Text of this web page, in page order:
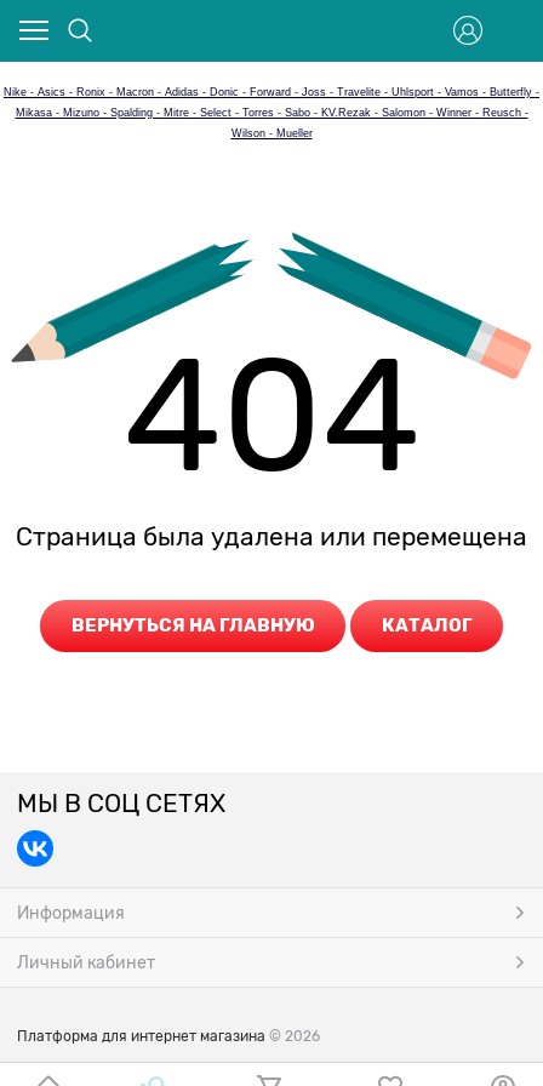
Nike - Asics - Ronix - Macron - Adidas - Donic - Forward - Joss - Travelite - Uhlsport - Vamos - Butterfly -
Mikasa - Mizuno - Spalding - Mitre - Select - Torres - Sabo - KV.Rezak - Salomon - Winner - Reusch -
Wilson - Mueller
404
Страница была удалена или перемещена
ВЕРНУТЬСЯ НА ГЛАВНУЮ КАТАЛОГ
МЫ В СОЦ СЕТЯХ
Информация
Личный кабинет
Платформа для интернет магазина © 2026